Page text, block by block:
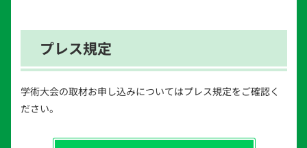
プレス規定
学術大会の取材お申し込みについてはプレス規定をご確認く
ださい。